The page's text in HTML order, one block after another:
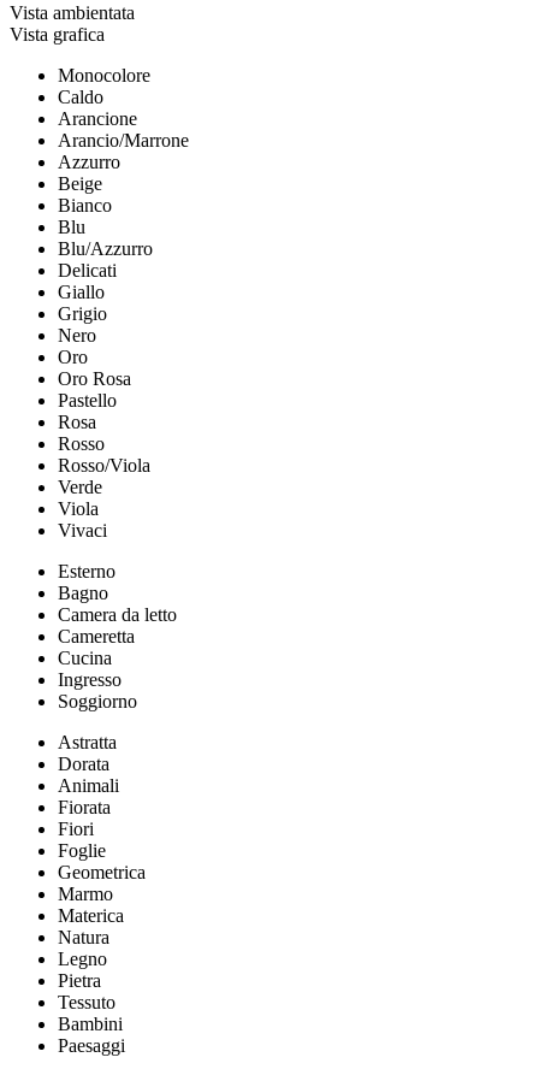
Vista ambientata
Vista grafica
Monocolore
Caldo
Arancione
Arancio/Marrone
Azzurro
Beige
Bianco
Blu
Blu/Azzurro
Delicati
Giallo
Grigio
Nero
Oro
Oro Rosa
Pastello
Rosa
Rosso
Rosso/Viola
Verde
Viola
Vivaci
Esterno
Bagno
Camera da letto
Cameretta
Cucina
Ingresso
Soggiorno
Astratta
Dorata
Animali
Fiorata
Fiori
Foglie
Geometrica
Marmo
Materica
Natura
Legno
Pietra
Tessuto
Bambini
Paesaggi